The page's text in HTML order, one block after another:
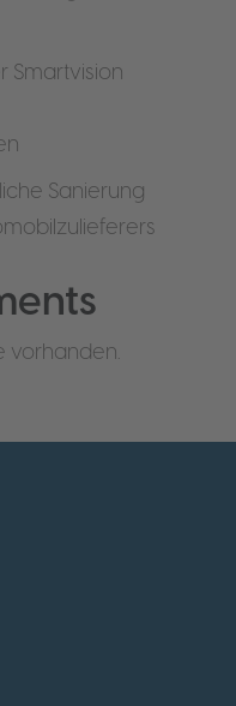
Smartvision
Sanierung
vorhanden.